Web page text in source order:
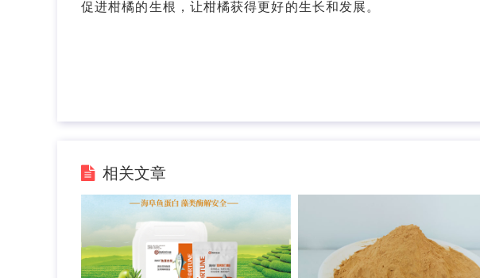
促进柑橘的生根，让柑橘获得更好的生长和发展。
相关文章